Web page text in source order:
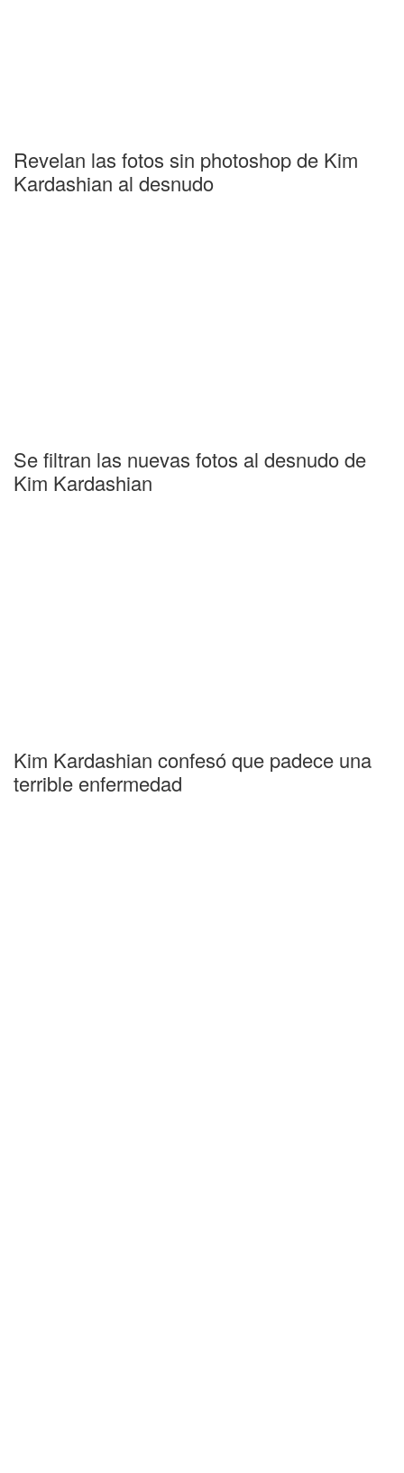
Revelan las fotos sin photoshop de Kim
Kardashian al desnudo
Se filtran las nuevas fotos al desnudo de
Kim Kardashian
Kim Kardashian confesó que padece una
terrible enfermedad